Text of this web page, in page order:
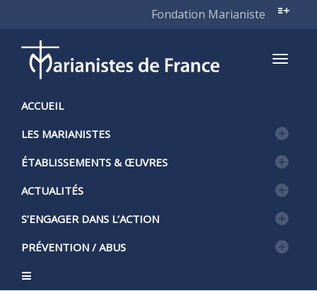
Fondation Marianiste
ACCUEIL
LES MARIANISTES
ÉTABLISSEMENTS & ŒUVRES
ACTUALITÉS
S’ENGAGER DANS L’ACTION
PRÉVENTION / ABUS